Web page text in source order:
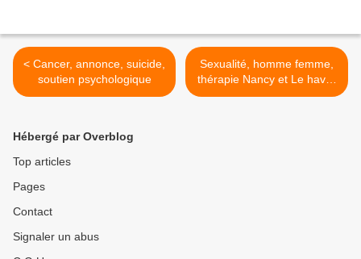
< Cancer, annonce, suicide,
soutien psychologique
Sexualité, homme femme,
thérapie Nancy et Le havre
>
Hébergé par Overblog
Top articles
Pages
Contact
Signaler un abus